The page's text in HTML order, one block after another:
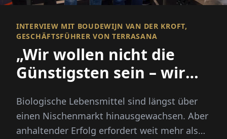
INTERVIEW MIT BOUDEWIJN VAN DER KROFT,
GESCHÄFTSFÜHRER VON TERRASANA
„Wir wollen nicht die
Günstigsten sein – wir
Biologische Lebensmittel sind längst über
einen Nischenmarkt hinausgewachsen. Aber
anhaltender Erfolg erfordert weit mehr als